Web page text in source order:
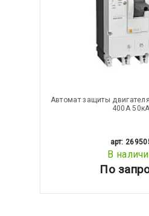
Автомат защиты
400А 50кА
арт:
В
По